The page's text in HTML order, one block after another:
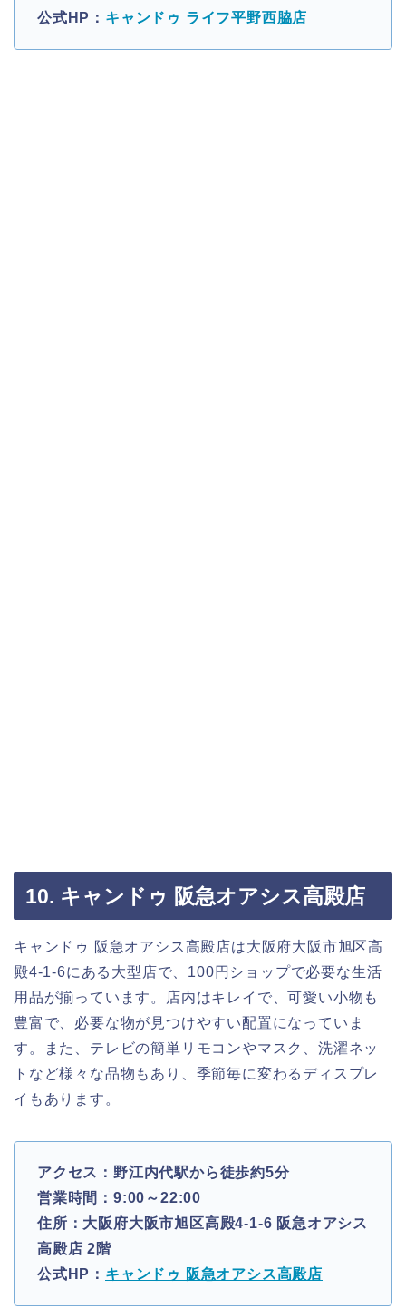
公式HP： キャンドゥ ライフ平野西脇店
10. キャンドゥ 阪急オアシス高殿店
キャンドゥ 阪急オアシス高殿店は大阪府大阪市旭区高
殿4-1-6にある大型店で、100円ショップで必要な生活
用品が揃っています。店内はキレイで、可愛い小物も
豊富で、必要な物が見つけやすい配置になっていま
す。また、テレビの簡単リモコンやマスク、洗濯ネッ
トなど様々な品物もあり、季節毎に変わるディスプレ
イもあります。
アクセス：野江内代駅から徒歩約5分
営業時間：9:00～22:00
住所：大阪府大阪市旭区高殿4-1-6 阪急オアシス
高殿店 2階
公式HP： キャンドゥ 阪急オアシス高殿店